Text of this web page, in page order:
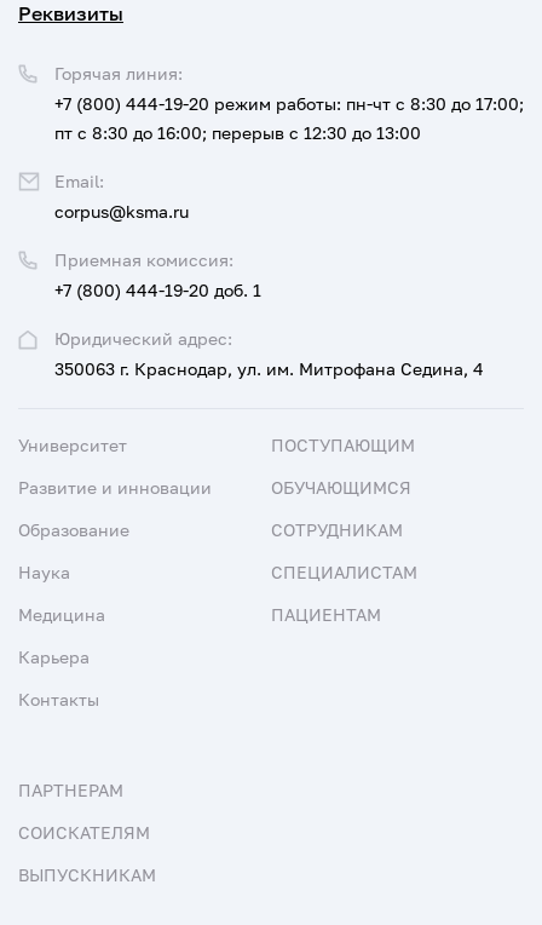
Реквизиты
Юридический адрес:
350063 г. Краснодар, ул. им. Митрофана Седина, 4
Приемная комиссия:
+7 (800) 444-19-20 доб. 1
Горячая линия:
+7 (800) 444-19-20 режим работы: пн-чт с 8:30 до 17:00;
пт с 8:30 до 16:00; перерыв с 12:30 до 13:00
Email:
corpus@ksma.ru
Университет
Развитие и инновации
Образование
Наука
Медицина
Карьера
Контакты
ПОСТУПАЮЩИМ
ОБУЧАЮЩИМСЯ
СОТРУДНИКАМ
СПЕЦИАЛИСТАМ
ПАЦИЕНТАМ
ПАРТНЕРАМ
СОИСКАТЕЛЯМ
ВЫПУСКНИКАМ